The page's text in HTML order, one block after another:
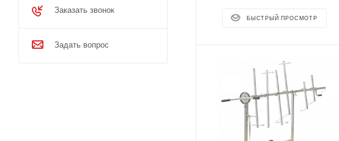
БЫСТРЫЙ ПРОСМОТР
Заказать звонок
Задать вопрос